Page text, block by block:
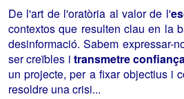
De l'art de l'oratòria al valor de l'
contextos que resulten clau en la
desinformació. Sabem expressar-
ser creïbles i transmetre
un projecte, per a fixar objectius i
resoldre una crisi...